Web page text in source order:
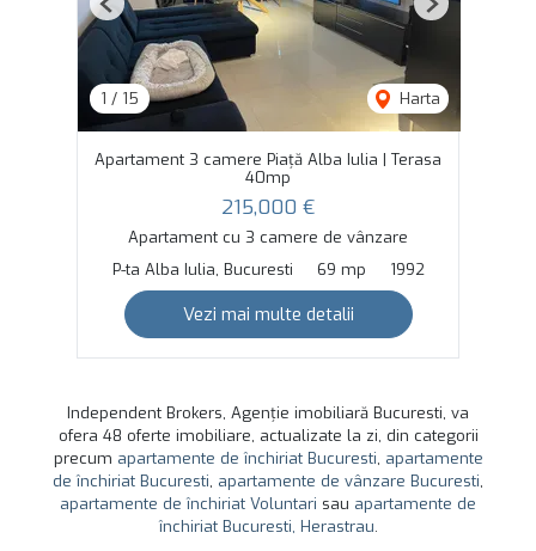
1 / 15 Harta
Previous Next
Apartament 3 camere Piață Alba Iulia | Terasa
40mp
215,000 €
Apartament cu 3 camere de vânzare
P-ta Alba Iulia, Bucuresti
69 mp 1992
Vezi mai multe detalii
Independent Brokers, Agenție imobiliară Bucuresti, va
ofera 48 oferte imobiliare, actualizate la zi, din categorii
precum apartamente de închiriat Bucuresti, apartamente
de închiriat Bucuresti, apartamente de vânzare Bucuresti,
apartamente de închiriat Voluntari sau apartamente de
închiriat Bucuresti, Herastrau.